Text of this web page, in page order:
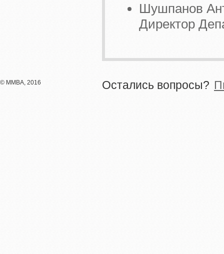
Шушпанов
Директор
© ММВА, 2016 Остались вопросы?